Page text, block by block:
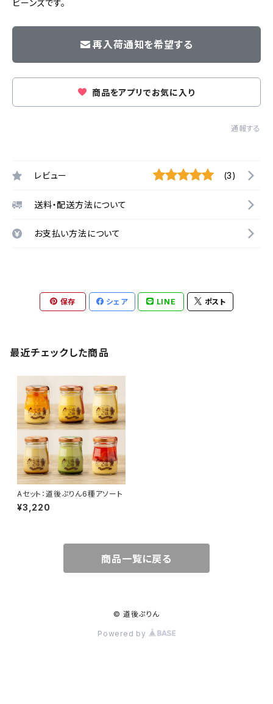
ビーンズです。
再入荷通知を希望する
商品をアプリでお気に入り
通報する
レビュー (3)
送料・配送方法について
お支払い方法について
保存 シェア LINE ポスト
最近チェックした商品
Aセット：道後ぷりん6種アソート
¥3,220
商品一覧に戻る
© 道後ぷりん
Powered by